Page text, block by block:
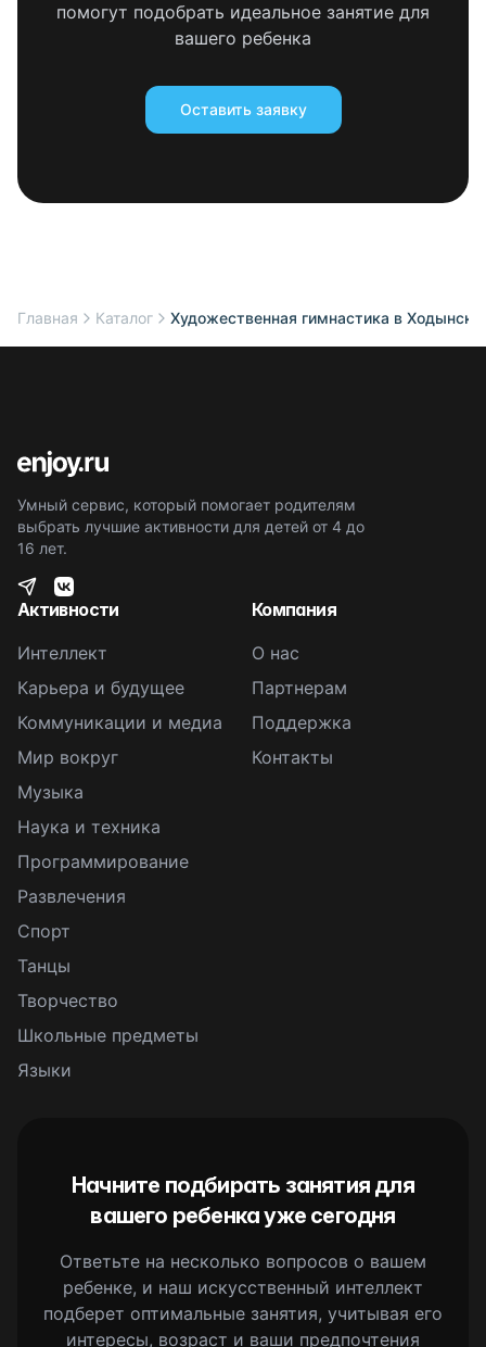
помогут подобрать идеальное занятие для
вашего ребенка
Оставить заявку
Главная Каталог Художественная гимнастика в
Умный сервис, который помогает родителям
выбрать лучшие активности для детей от 4 до
16 лет.
Активности
Интеллект
Карьера и будущее
Коммуникации и медиа
Мир вокруг
Музыка
Наука и техника
Программирование
Развлечения
Спорт
Танцы
Творчество
Школьные предметы
Языки
Компания
О нас
Партнерам
Поддержка
Контакты
Начните подбирать занятия для
вашего ребенка уже сегодня
Ответьте на несколько вопросов о вашем
ребенке, и наш искусственный интеллект
подберет оптимальные занятия, учитывая его
интересы, возраст и ваши предпочтения